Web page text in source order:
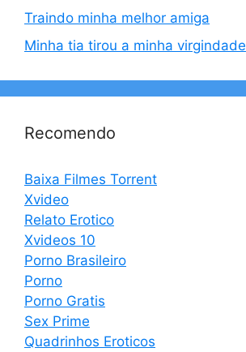
Traindo minha melhor amiga
Minha tia tirou a minha virgindade
Recomendo
Baixa Filmes Torrent
Xvideo
Relato Erotico
Xvideos 10
Porno Brasileiro
Porno
Porno Gratis
Sex Prime
Quadrinhos Eroticos